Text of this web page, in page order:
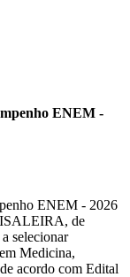
ENEM -
ENEM - 2026
de
selecionar
Medicina,
acordo com Edital